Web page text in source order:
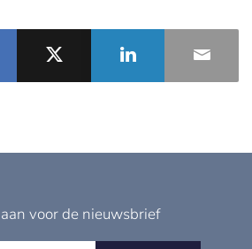
voor de nieuwsbrief